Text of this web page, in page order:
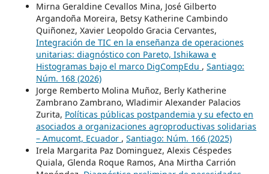
Mirna Geraldine Cevallos Mina, José Gilberto
Argandoña Moreira, Betsy Katherine Cambindo
Quiñonez, Xavier Leopoldo Gracia Cervantes,
Integración de TIC en la enseñanza de operaciones
unitarias: diagnóstico con Pareto, Ishikawa e
Histogramas bajo el marco DigCompEdu , Santiago:
Núm. 168 (2026)
Jorge Remberto Molina Muñoz, Berly Katherine
Zambrano Zambrano, Wladimir Alexander Palacios
Zurita, Políticas públicas postpandemia y su efecto en
asociados a organizaciones agroproductivas solidarias
– Amucomt, Ecuador , Santiago: Núm. 166 (2025)
Irela Margarita Paz Dominguez, Alexis Céspedes
Quiala, Glenda Roque Ramos, Ana Mirtha Carrión